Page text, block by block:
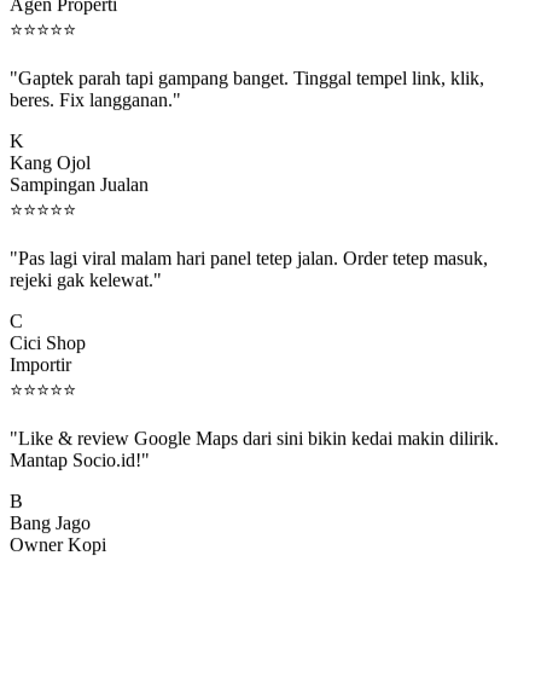
⭐⭐⭐⭐⭐
beres. Fix langganan."
Kang Ojol
Sampingan Jualan
⭐⭐⭐⭐⭐
rejeki gak kelewat."
Cici Shop
Importir
⭐⭐⭐⭐⭐
Mantap Socio.id!"
Bang Jago
Owner Kopi